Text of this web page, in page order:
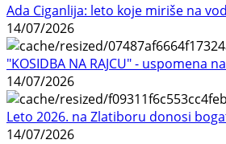
Ada Ciganlija: leto koje miriše na
14/07/2026
"KOSIDBA NA RAJCU" - uspomena
14/07/2026
Leto 2026. na Zlatiboru donosi
14/07/2026